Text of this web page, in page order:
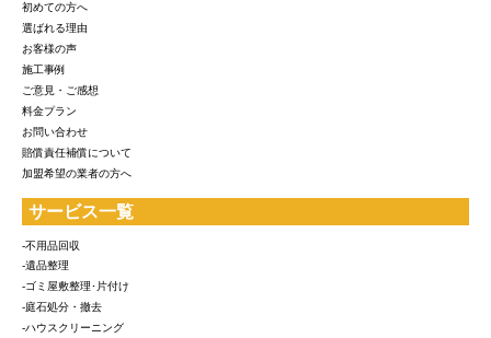
初めての方へ
選ばれる理由
お客様の声
施工事例
ご意見・ご感想
料金プラン
お問い合わせ
賠償責任補償について
加盟希望の業者の方へ
サービス一覧
-不用品回収
-遺品整理
-ゴミ屋敷整理･片付け
-庭石処分・撤去
-ハウスクリーニング